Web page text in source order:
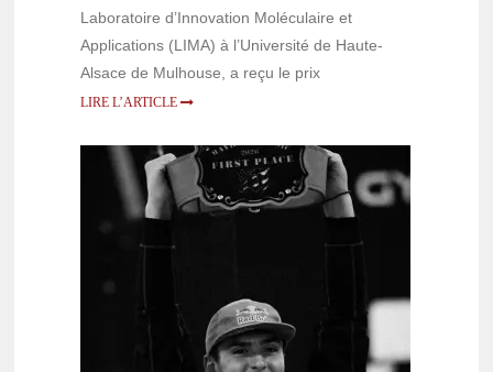
Laboratoire d’Innovation Moléculaire et
Applications (LIMA) à l’Université de Haute-
Alsace de Mulhouse, a reçu le prix
LIRE L’ARTICLENON CLASSÉ